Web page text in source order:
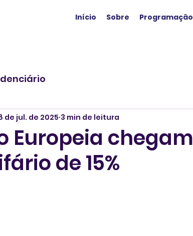
Início Sobre Programação
Europeia
de 15%
de jul. de 2025 3 min de leitura